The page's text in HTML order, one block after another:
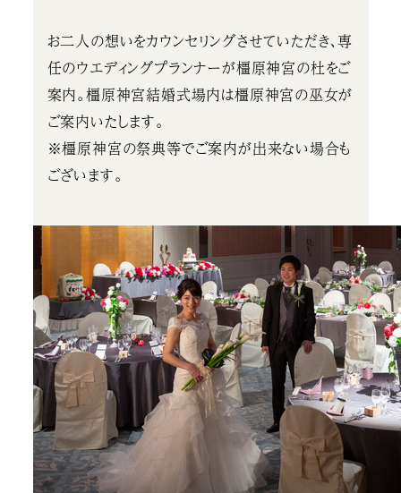
お二人の想いをカウンセリングさせていただき、専
任のウエディングプランナーが橿原神宮の杜をご
案内。橿原神宮結婚式場内は橿原神宮の巫女が
ご案内いたします。
※橿原神宮の祭典等でご案内が出来ない場合も
ございます。